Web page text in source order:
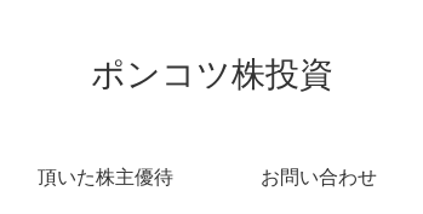
ポンコツ株投資
頂いた株主優待 お問い合わせ